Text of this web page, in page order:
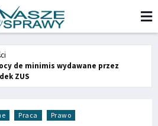
de minimis wydawane przez
ZUS
Praca Prawo